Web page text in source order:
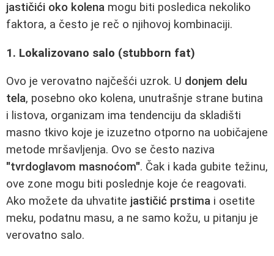
jastičići oko kolena mogu biti posledica nekoliko
faktora, a često je reč o njihovoj kombinaciji.
1. Lokalizovano salo (stubborn fat)
Ovo je verovatno najčešći uzrok. U donjem delu
tela, posebno oko kolena, unutrašnje strane butina
i listova, organizam ima tendenciju da skladišti
masno tkivo koje je izuzetno otporno na uobičajene
metode mršavljenja. Ovo se često naziva
"tvrdoglavom masnoćom". Čak i kada gubite težinu,
ove zone mogu biti poslednje koje će reagovati.
Ako možete da uhvatite jastičić prstima i osetite
meku, podatnu masu, a ne samo kožu, u pitanju je
verovatno salo.